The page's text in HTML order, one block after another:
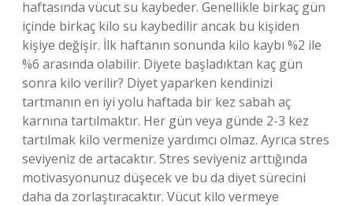
haftasında vücut su kaybeder. Genellikle birkaç gün
içinde birkaç kilo su kaybedilir ancak bu kişiden
kişiye değişir. İlk haftanın sonunda kilo kaybı %2 ile
%6 arasında olabilir. Diyete başladıktan kaç gün
sonra kilo verilir? Diyet yaparken kendinizi
tartmanın en iyi yolu haftada bir kez sabah aç
karnına tartılmaktır. Her gün veya günde 2-3 kez
tartılmak kilo vermenize yardımcı olmaz. Ayrıca stres
seviyeniz de artacaktır. Stres seviyeniz arttığında
motivasyonunuz düşecek ve bu da diyet sürecini
daha da zorlaştıracaktır. Vücut kilo vermeye